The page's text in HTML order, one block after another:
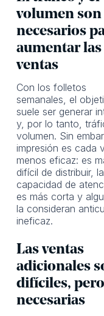
volumen son
necesarios
aumentar las
ventas
Con los folletos
semanales, el
suele ser generar
y, por lo tanto,
volumen. Sin
impresión es cada
menos eficaz: es
difícil de distribuir, la
capacidad de
es más corta y
la consideran
ineficaz.
Las ventas
adicionales
difíciles, pero
necesarias